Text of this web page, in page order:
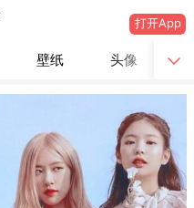
打开App
壁纸 头像